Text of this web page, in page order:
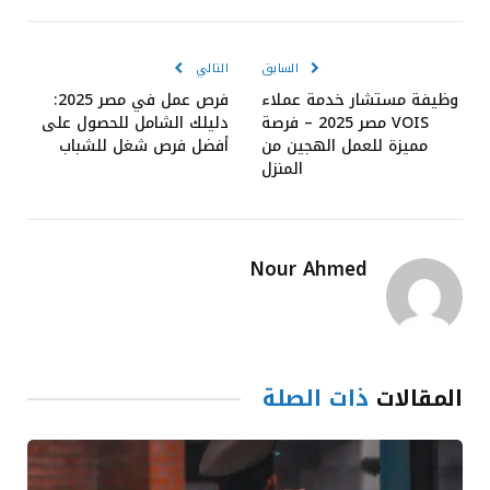
السابق
وظيفة مستشار خدمة عملاء
VOIS مصر 2025 – فرصة
مميزة للعمل الهجين من
المنزل
التالي
فرص عمل في مصر 2025:
دليلك الشامل للحصول على
أفضل فرص شغل للشباب
Nour Ahmed
المقالات ذات الصلة